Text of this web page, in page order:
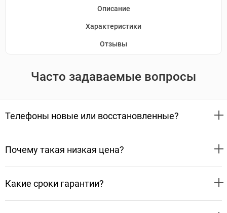
Описание
Характеристики
Отзывы
Часто задаваемые вопросы
Телефоны новые или восстановленные?
Почему такая низкая цена?
Какие сроки гарантии?